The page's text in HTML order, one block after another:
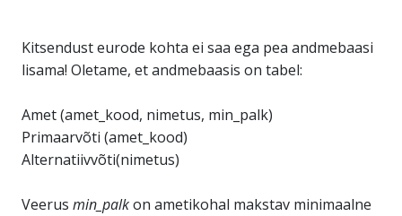
Kitsendust eurode kohta ei saa ega pea andmebaasi
lisama! Oletame, et andmebaasis on tabel:
Amet (amet_kood, nimetus, min_palk)
Primaarvõti (amet_kood)
Alternatiivvõti(nimetus)
Veerus min_palkon ametikohal makstav minimaalne